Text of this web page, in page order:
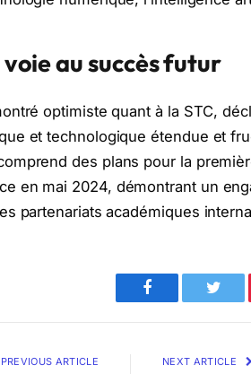
au succès futur
optimiste quant à la STC,
et technologique étendue et
des plans pour la
en mai 2024, démontrant un
partenariats académiques
Facebook
PREVIOUS ARTICLE NEXT ARTICLE